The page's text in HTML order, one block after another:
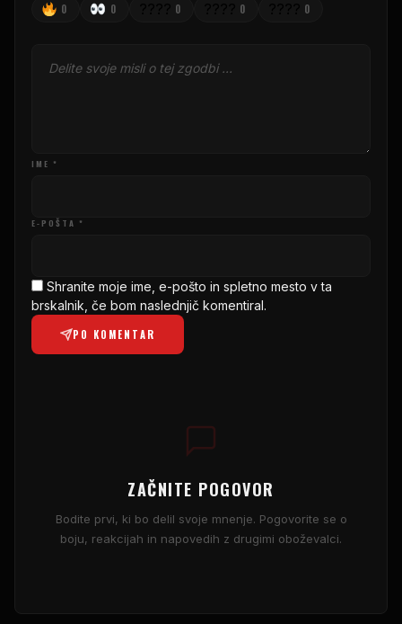
0 0 0 0 0
IME *
E-POŠTA *
Shranite moje ime, e-pošto in spletno mesto v ta
brskalnik, če bom naslednjič komentiral.
PO KOMENTAR
ZAČNITE POGOVOR
Bodite prvi, ki bo delil svoje mnenje. Pogovorite se o
boju, reakcijah in napovedih z drugimi oboževalci.